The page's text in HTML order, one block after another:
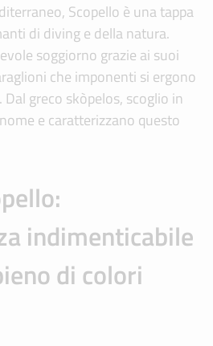
Scopello è una tappa
di diving e della natura.
soggiorno grazie ai suoi
che imponenti si ergono
greco skòpelos, scoglio in
e caratterizzano questo
indimenticabile
di colori